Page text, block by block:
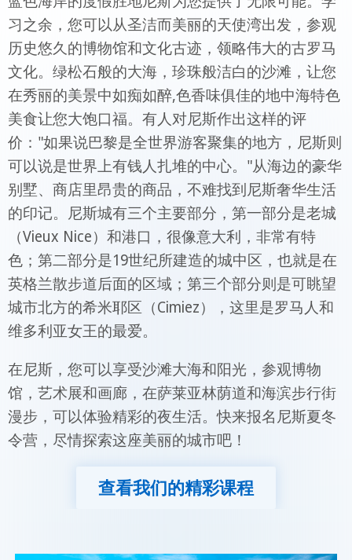
习之余，您可以从圣洁而美丽的天使湾出发，参观
历史悠久的博物馆和文化古迹，领略伟大的古罗马
文化。绿松石般的大海，珍珠般洁白的沙滩，让您
在秀丽的美景中如痴如醉,色香味俱佳的地中海特色
美食让您大饱口福。有人对尼斯作出这样的评
价："如果说巴黎是全世界游客聚集的地方，尼斯则
可以说是世界上有钱人扎堆的中心。"从海边的豪华
别墅、商店里昂贵的商品，不难找到尼斯奢华生活
的印记。尼斯城有三个主要部分，第一部分是老城
（Vieux Nice）和港口，很像意大利，非常有特
色；第二部分是19世纪所建造的城中区，也就是在
英格兰散步道后面的区域；第三个部分则是可眺望
城市北方的希米耶区（Cimiez），这里是罗马人和
维多利亚女王的最爱。
在尼斯，您可以享受沙滩大海和阳光，参观博物
馆，艺术展和画廊，在萨莱亚林荫道和海滨步行街
漫步，可以体验精彩的夜生活。快来报名尼斯夏冬
令营，尽情探索这座美丽的城市吧！
查看我们的精彩课程